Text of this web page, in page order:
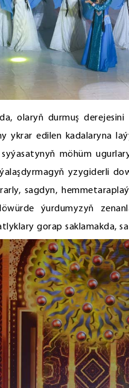
olaryň durmuş
ykrar edilen kadalaryna
möhüm
yzygiderli
sagdyn,
ýurdumyzyň
gorap saklamakda,